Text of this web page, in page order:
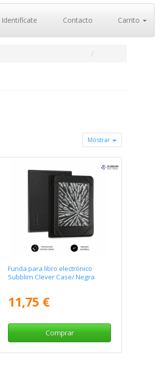
Identifícate Contacto Carrito
Mostrar
Funda para libro electrónico
Subblim Clever Case/ Negra
11,75 €
Comprar